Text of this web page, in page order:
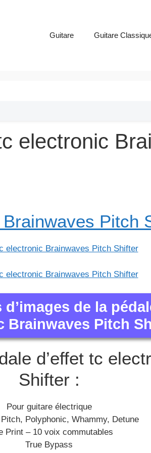
Guitare Guitare
electronic
Pitch
de la
Brainwaves Pitch
d’effet tc
Shifter :
Pour guitare électrique
Polyphonic, Whammy, Detune
Print – 10 voix commutables
True Bypass